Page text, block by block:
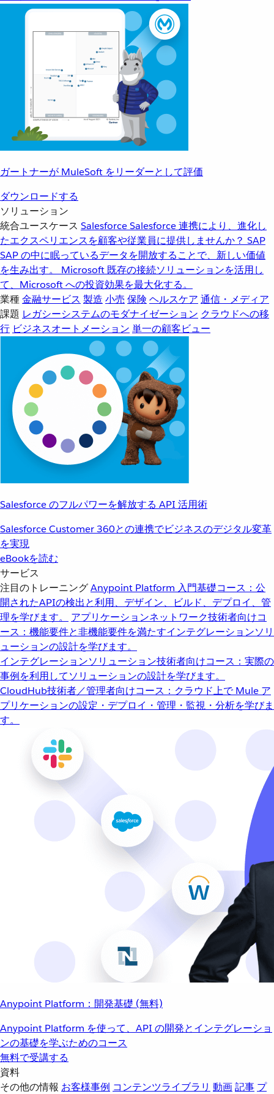
ガートナーが MuleSoft をリーダーとして評価
ダウンロードする
ソリューション
統合ユースケース SalesforceSalesforce 連携により、進化し
たエクスペリエンスを顧客や従業員に提供しませんか？ SAP
SAP の中に眠っているデータを開放することで、新しい価値
を生み出す。
Microsoft 既存の接続ソリューションを活用し
て、Microsoft への投資効果を最大化する。
業種金融サービス 製造 小売 保険 ヘルスケア 通信・メディア
課題 レガシーシステムのモダナイゼーション クラウドへの移
行 ビジネスオートメーション 単一の顧客ビュー
Salesforce のフルパワーを解放する API 活用術
Salesforce Customer 360との連携でビジネスのデジタル変革
を実現
eBookを読む
サービス
注目のトレーニングAnypoint Platform 入門基礎コース：公
開されたAPIの検出と利用、デザイン、ビルド、デプロイ、管
理を学びます。
アプリケーションネットワーク技術者向けコ
ース：機能要件と非機能要件を満たすインテグレーションソリ
ューションの設計を学びます。
インテグレーションソリューション技術者向けコース：実際の
事例を利用してソリューションの設計を学びます。
CloudHub技術者／管理者向けコース：クラウド上で Mule ア
プリケーションの設定・デプロイ・管理・監視・分析を学びま
す。
Anypoint Platform：開発基礎 (無料)
Anypoint Platform を使って、API の開発とインテグレーショ
ンの基礎を学ぶためのコース
無料で受講する
資料
その他の情報 お客様事例 コンテンツライブラリ 動画記事 プ